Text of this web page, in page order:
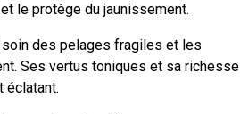
le protège du jaunissement.
des pelages fragiles et les
Ses vertus toniques et sa richesse
éclatant.